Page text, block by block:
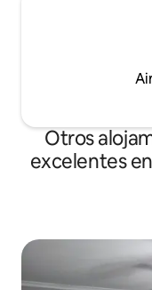
Otros
excelentes